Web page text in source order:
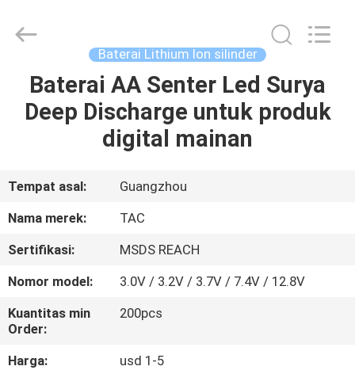
RUMAH
VIDEO
KAMI
TUR
PABRIK
Energy
Technology
Reserved.
Baterai Lithium Ion silinder
Baterai AA Senter Led Surya
Deep Discharge untuk produk
digital mainan
Tempat asal:
Guangzhou
Nama merek:
TAC
Sertifikasi:
MSDS REACH
Nomor model:
3.0V / 3.2V / 3.7V / 7.4V / 12.8V
Kuantitas min
Order:
200pcs
Harga:
usd 1-5